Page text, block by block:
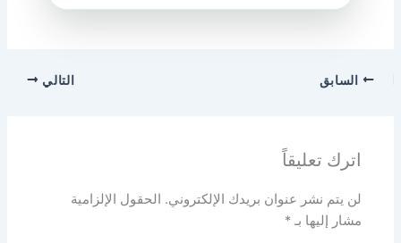
السابق التالي
اترك تعليقاً
لن يتم نشر عنوان بريدك الإلكتروني.
الحقول الإلزامية
مشار إليها بـ*